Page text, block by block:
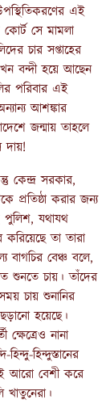
এই
কোর্ট সে মামলা
চার সপ্তাহের
বন্দী হয়ে আছেন
পরিবার এই
আশঙ্কার
জন্মায় তাহলে
কেন্দ্র সরকার,
প্রতিষ্ঠা করার জন্য
পুলিশ, যথাযথ
করিয়েছে তা তারা
বাগচির বেঞ্চ বলে,
শুনতে চায়। তাঁদের
চায় শুনানির
হয়েছে।
ক্ষেত্রেও নানা
হিন্দুস্তানের
আরো বেশী করে
খাতুনেরা।